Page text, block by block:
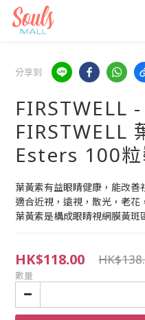
分享到
FIRSTWELL
FIRSTWELL
Esters 100粒
葉黃素有益眼睛健康，能改善
適合近視，遠視，散光，老花
葉黃素是構成眼睛視網膜黃斑
HK$118.00
數量